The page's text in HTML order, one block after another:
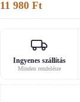
11 980 Ft
Ingyenes szállítás
Minden rendelésre